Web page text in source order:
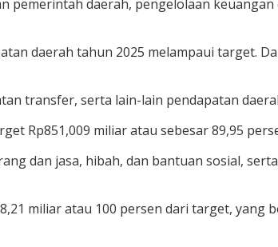
pemerintah daerah, pengelolaan
daerah tahun 2025 melampaui target.
transfer, serta lain-lain pendapatan
Rp851,009 miliar atau sebesar 89,95
dan jasa, hibah, dan bantuan sosial,
miliar atau 100 persen dari target,